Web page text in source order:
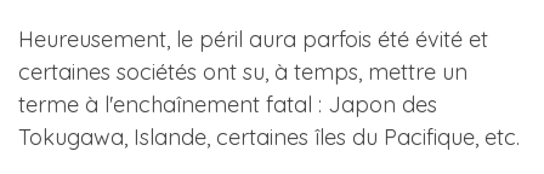
Heureusement, le péril aura parfois été évité et
certaines sociétés ont su, à temps, mettre un
terme à l'enchaînement fatal : Japon des
Tokugawa, Islande, certaines îles du Pacifique, etc.